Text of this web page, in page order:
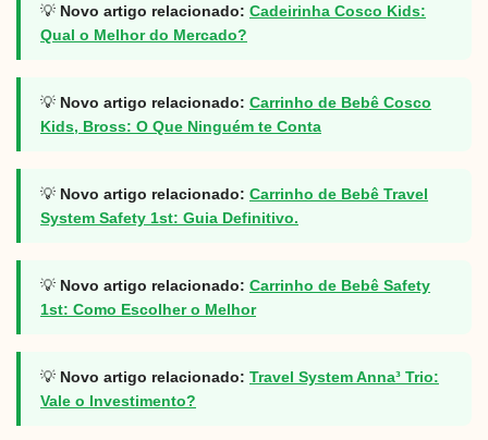
💡 Novo artigo relacionado: Cadeirinha Cosco Kids:
Qual o Melhor do Mercado?
💡 Novo artigo relacionado: Carrinho de Bebê Cosco
Kids, Bross: O Que Ninguém te Conta
💡 Novo artigo relacionado: Carrinho de Bebê Travel
System Safety 1st: Guia Definitivo.
💡 Novo artigo relacionado: Carrinho de Bebê Safety
1st: Como Escolher o Melhor
💡 Novo artigo relacionado: Travel System Anna³ Trio:
Vale o Investimento?